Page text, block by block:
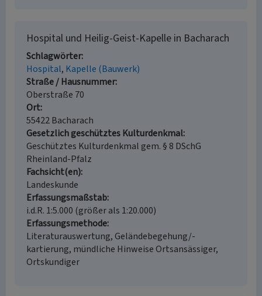
Hospital und Heilig-Geist-Kapelle in Bacharach
Schlagwörter
Hospital Kapelle (Bauwerk)
Straße / Hausnummer
Oberstraße 70
Ort
55422 Bacharach
Gesetzlich geschütztes Kulturdenkmal
Geschütztes Kulturdenkmal gem. § 8 DSchG
Rheinland-Pfalz
Fachsicht(en)
Landeskunde
Erfassungsmaßstab
i.d.R. 1:5.000 (größer als 1:20.000)
Erfassungsmethode
Literaturauswertung, Geländebegehung/-
kartierung, mündliche Hinweise Ortsansässiger,
Ortskundiger